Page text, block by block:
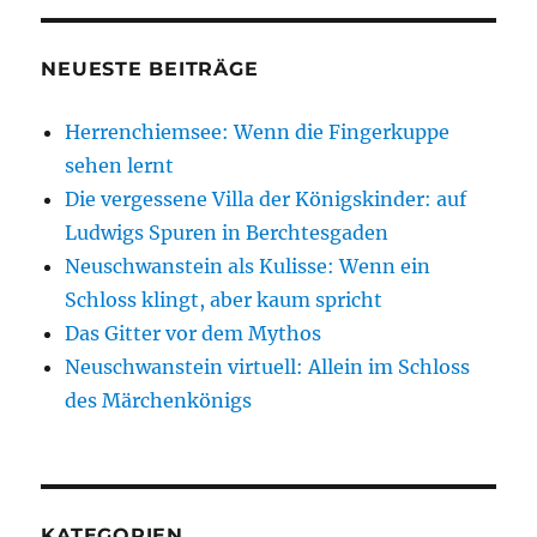
o
o
p
p
n
W
h
Li
st
a I
g
NEUESTE BEITRÄGE
Herrenchiemsee: Wenn die Fingerkuppe
sehen lernt
Die vergessene Villa der Königskinder: auf
Ludwigs Spuren in Berchtesgaden
Neuschwanstein als Kulisse: Wenn ein
Schloss klingt, aber kaum spricht
Das Gitter vor dem Mythos
Neuschwanstein virtuell: Allein im Schloss
des Märchenkönigs